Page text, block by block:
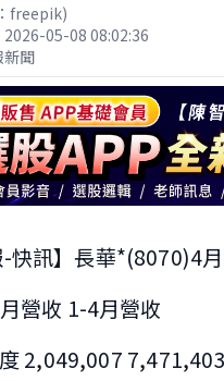
freepik)
05-08 08:02:36
新聞
-快訊】長華*(8070)4
營收 1-4月營收
2,049,007 7,471,403